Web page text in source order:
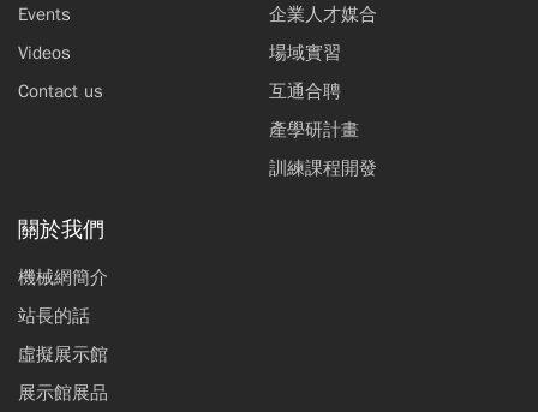
Events
Videos
Contact us
企業人才媒合
場域實習
互通合聘
產學研計畫
訓練課程開發
關於我們
機械網簡介
站長的話
虛擬展示館
展示館展品